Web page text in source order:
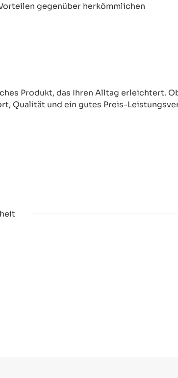
gegenüber herkömmlichen
Produkt, das Ihren Alltag erleichtert.
Qualität und ein gutes Preis-